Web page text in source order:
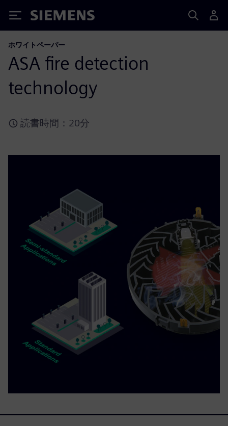
Siemens
ホワイトペーパー
ASA fire detection
technology
読書時間：20分